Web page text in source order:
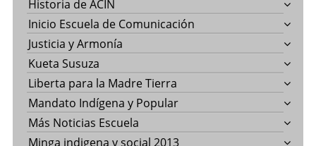
Historia de ACIN
Inicio Escuela de Comunicación
Justicia y Armonía
Kueta Susuza
Liberta para la Madre Tierra
Mandato Indígena y Popular
Más Noticias Escuela
Minga indigena y social 2013